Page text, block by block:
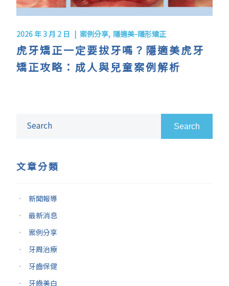
2026 年 3 月 2 日 案例分享 隱適美-隱形矯正
虎牙矯正一定要拔牙嗎？隱適美虎牙
矯正攻略：成人與兒童案例解析
Search
文章分類
新聞報導
最新消息
案例分享
牙周治療
牙齒保健
牙齒美白